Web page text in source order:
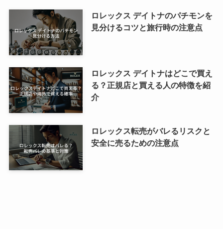
ロレックス デイトナのパチモンを
見分けるコツと旅行時の注意点
ロレックス デイトナはどこで買え
る？正規店と買える人の特徴を紹
介
ロレックス転売がバレるリスクと
安全に売るための注意点